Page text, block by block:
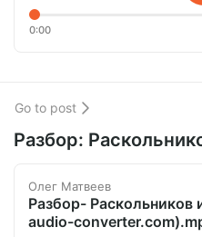
0:00
Go to post
Разбор:
Олег Матвеев
Разбор- Раскольников
audio-